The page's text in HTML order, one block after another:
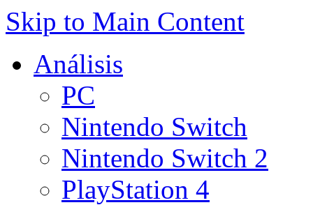
Skip to Main Content
Análisis
PC
Nintendo Switch
Nintendo Switch 2
PlayStation 4